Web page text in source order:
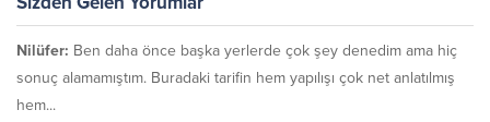
Nilüfer: Ben daha önce başka yerlerde çok şey denedim ama hiç
sonuç alamamıştım. Buradaki tarifin hem yapılışı çok net anlatılmış
hem...